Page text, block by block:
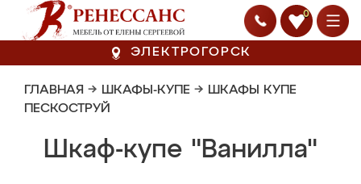
0
ЭЛЕКТРОГОРСК
ГЛАВНАЯ → ШКАФЫ-КУПЕ → ШКАФЫ КУПЕ
ПЕСКОСТРУЙ
Шкаф-купе "Ванилла"